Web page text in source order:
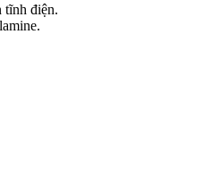
tĩnh điện.